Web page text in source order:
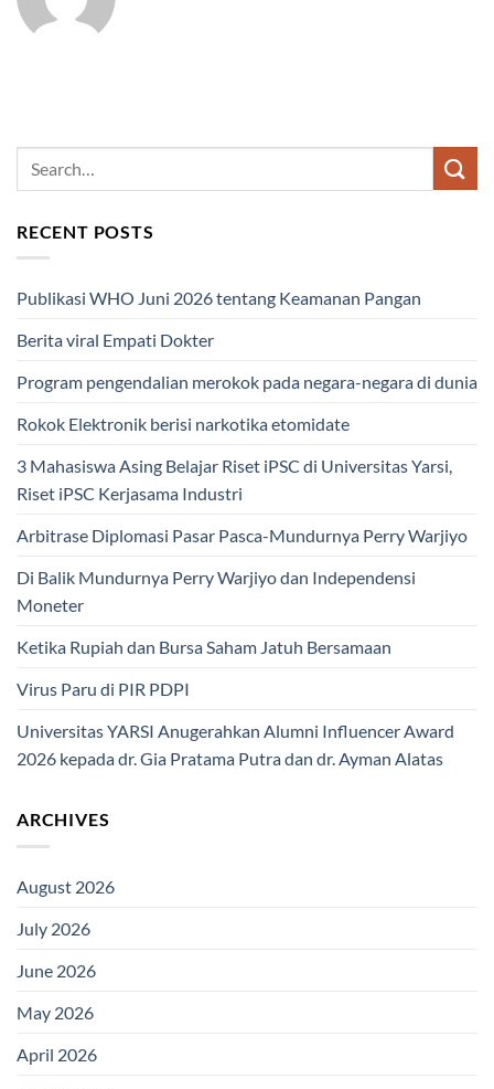
RECENT POSTS
Publikasi WHO Juni 2026 tentang Keamanan Pangan
Berita viral Empati Dokter
Program pengendalian merokok pada negara-negara di dunia
Rokok Elektronik berisi narkotika etomidate
3 Mahasiswa Asing Belajar Riset iPSC di Universitas Yarsi,
Riset iPSC Kerjasama Industri
Arbitrase Diplomasi Pasar Pasca-Mundurnya Perry Warjiyo
Di Balik Mundurnya Perry Warjiyo dan Independensi
Moneter
Ketika Rupiah dan Bursa Saham Jatuh Bersamaan
Virus Paru di PIR PDPI
Universitas YARSI Anugerahkan Alumni Influencer Award
2026 kepada dr. Gia Pratama Putra dan dr. Ayman Alatas
ARCHIVES
August 2026
July 2026
June 2026
May 2026
April 2026